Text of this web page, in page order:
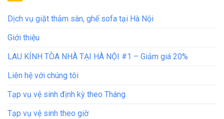
Dịch vụ giặt thảm sàn, ghế sofa tại Hà Nội
Giới thiệu
LAU KÍNH TÒA NHÀ TẠI HÀ NỘI #1 – Giảm giá 20%
Liên hệ với chúng tôi
Tạp vụ vệ sinh định kỳ theo Tháng
Tạp vụ vệ sinh theo giờ